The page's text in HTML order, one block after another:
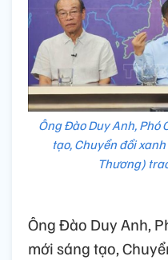
Ông Đào Duy Anh, Phó
tạo, Chuyển đổi
Thương)
Ông Đào Duy Anh,
mới sáng tạo,